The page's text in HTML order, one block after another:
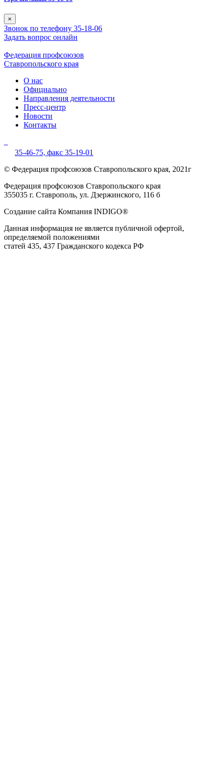
×
Звонок по телефону 35-18-06
Задать вопрос онлайн
Федерация профсоюзов
Ставропольского края
О нас
Официально
Направления деятельности
Пресс-центр
Новости
Контакты
35-46-75, факс 35-19-01
© Федерация профсоюзов Ставропольского края, 2021г
Федерация профсоюзов Ставропольского края
355035 г. Ставрополь, ул. Дзержинского, 116 б
Создание сайта Компания INDIGO®
Данная информация не является публичной офертой,
определяемой положениями
статей 435, 437 Гражданского кодекса РФ